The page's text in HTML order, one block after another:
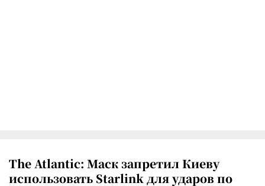
The Atlantic: Маск запретил Киеву
использовать Starlink для ударов по